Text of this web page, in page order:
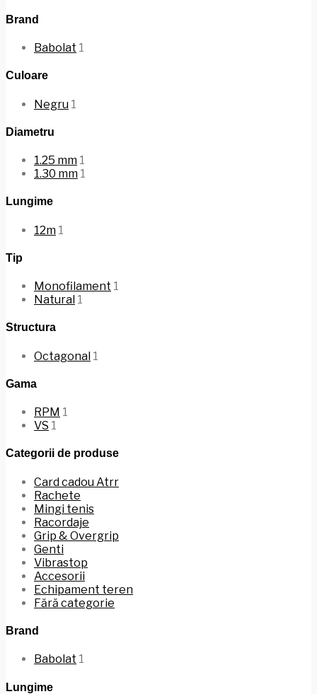
Brand
Babolat 1
Culoare
Negru 1
Diametru
1.25 mm 1
1.30 mm 1
Lungime
12m 1
Tip
Monofilament 1
Natural 1
Structura
Octagonal 1
Gama
RPM 1
VS 1
Categorii de produse
Card cadou Atrr
Rachete
Mingi tenis
Racordaje
Grip & Overgrip
Genti
Vibrastop
Accesorii
Echipament teren
Fără categorie
Brand
Babolat 1
Lungime